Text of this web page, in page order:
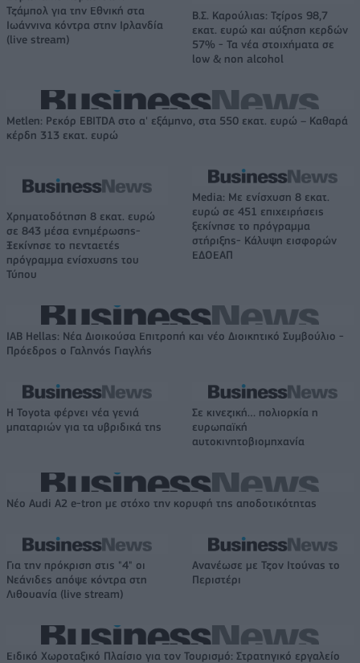
Τζάμπολ για την Εθνική στα
Ιωάννινα κόντρα στην Ιρλανδία
(live stream)
Β.Σ. Καρούλιας: Τζίρος 98,7
εκατ. ευρώ και αύξηση κερδών
57% - Τα νέα στοιχήματα σε
low & non alcohol
Metlen: Ρεκόρ EBITDA στο α' εξάμηνο, στα 550 εκατ. ευρώ – Καθαρά
κέρδη 313 εκατ. ευρώ
Χρηματοδότηση 8 εκατ. ευρώ
σε 843 μέσα ενημέρωσης-
Ξεκίνησε το πενταετές
πρόγραμμα ενίσχυσης του
Τύπου
Media: Με ενίσχυση 8 εκατ.
ευρώ σε 451 επιχειρήσεις
ξεκίνησε το πρόγραμμα
στήριξης- Κάλυψη εισφορών
ΕΔΟΕΑΠ
IAB Hellas: Νέα Διοικούσα Επιτροπή και νέο Διοικητικό Συμβούλιο -
Πρόεδρος ο Γαληνός Γιαγλής
Η Toyota φέρνει νέα γενιά
μπαταριών για τα υβριδικά της
Σε κινεζική… πολιορκία η
ευρωπαϊκή
αυτοκινητοβιομηχανία
Νέο Audi A2 e-tron με στόχο την κορυφή της αποδοτικότητας
Για την πρόκριση στις "4" οι
Νεάνιδες απόψε κόντρα στη
Λιθουανία (live stream)
Ανανέωσε με Τζον Ιτούνας το
Περιστέρι
Ειδικό Χωροταξικό Πλαίσιο για τον Τουρισμό: Στρατηγικό εργαλείο